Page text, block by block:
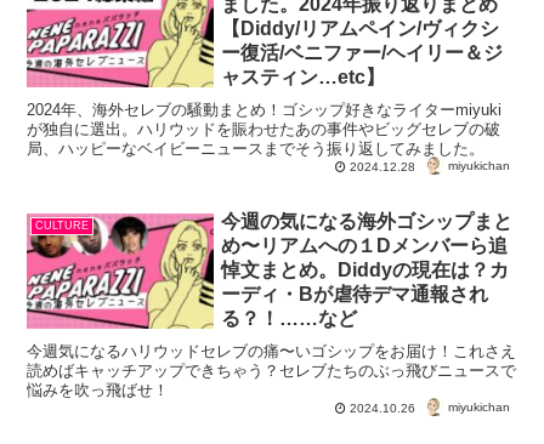
ました。2024年振り返りまとめ
【Diddy/リアムペイン/ヴィクシ
ー復活/ベニファー/ヘイリー＆ジ
ャスティン…etc】
2024年、海外セレブの騒動まとめ！ゴシップ好きなライターmiyuki
が独自に選出。ハリウッドを賑わせたあの事件やビッグセレブの破
局、ハッピーなベイビーニュースまでそう振り返してみました。
2024.12.28 miyukichan
CULTURE
今週の気になる海外ゴシップまと
め〜リアムへの１Dメンバーら追
悼文まとめ。Diddyの現在は？カ
ーディ・Bが虐待デマ通報され
る？！……など
今週気になるハリウッドセレブの痛〜いゴシップをお届け！これさえ
読めばキャッチアップできちゃう？セレブたちのぶっ飛びニュースで
悩みを吹っ飛ばせ！
2024.10.26 miyukichan